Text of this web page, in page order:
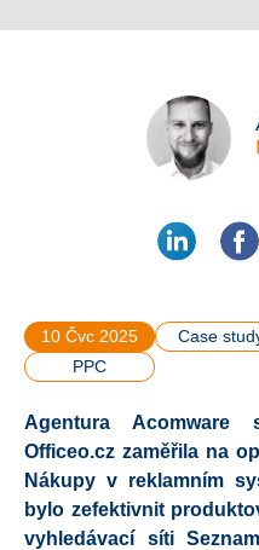
10 Čvc 2025 Case
PPC
Agentura
Officeo.cz zaměřila na
Nákupy v reklamním
bylo zefektivnit
vyhledávací síti